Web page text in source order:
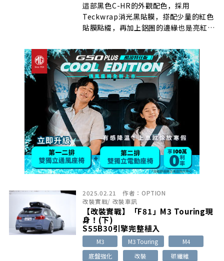
這部黑色C-HR的外觀配色，採用
Teckwrap消光黑貼膜，搭配少量的紅色
貼膜點綴，再加上鋁圈的邊緣也是亮紅
2025.02.21 作者： OPTION
改裝實戰/ 改裝車訊
【改裝實戰】「F81」M3 Touring現
身！(下)
S55B30引擎完整植入
M3 M3 Touring
M4
底盤強化
改裝
碳纖維